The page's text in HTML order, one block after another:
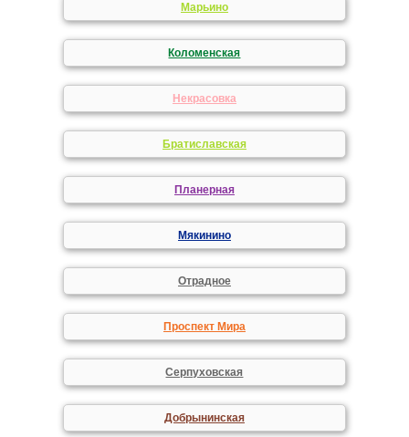
Марьино
Коломенская
Некрасовка
Братиславская
Планерная
Мякинино
Отрадное
Проспект Мира
Серпуховская
Добрынинская